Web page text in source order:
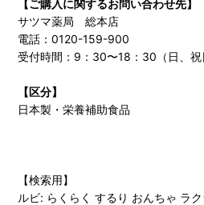
【ご購入に関するお問い合わせ先】
サツマ薬局 総本店
電話：0120-159-900
受付時間：9：30〜18：30（日、祝
【区分】
日本製・栄養補助食品
【検索用】
ルビ: らくらく するり おんちゃ ラ